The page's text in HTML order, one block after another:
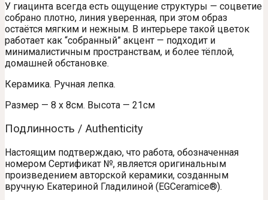
У гиацинта всегда есть ощущение структуры — соцветие
собрано плотно, линия уверенная, при этом образ
остаётся мягким и нежным. В интерьере такой цветок
работает как “собранный” акцент — подходит и
минималистичным пространствам, и более тёплой,
домашней обстановке.
Керамика. Ручная лепка.
Размер — 8 х 8см. Высота — 21см
Подлинность / Authenticity
Настоящим подтверждаю, что работа, обозначенная
номером Сертификат №, является оригинальным
произведением авторской керамики, созданным
вручную Екатериной Гладилиной (EGCeramice®).